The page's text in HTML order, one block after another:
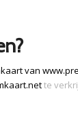
van
te